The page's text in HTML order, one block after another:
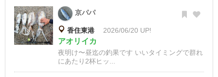
京パパ
香住東港 2026/06/20 UP!
アオリイカ
夜明け〜昼迄の釣果です いいタイミングで群れ
にあたり2杯ヒッ...